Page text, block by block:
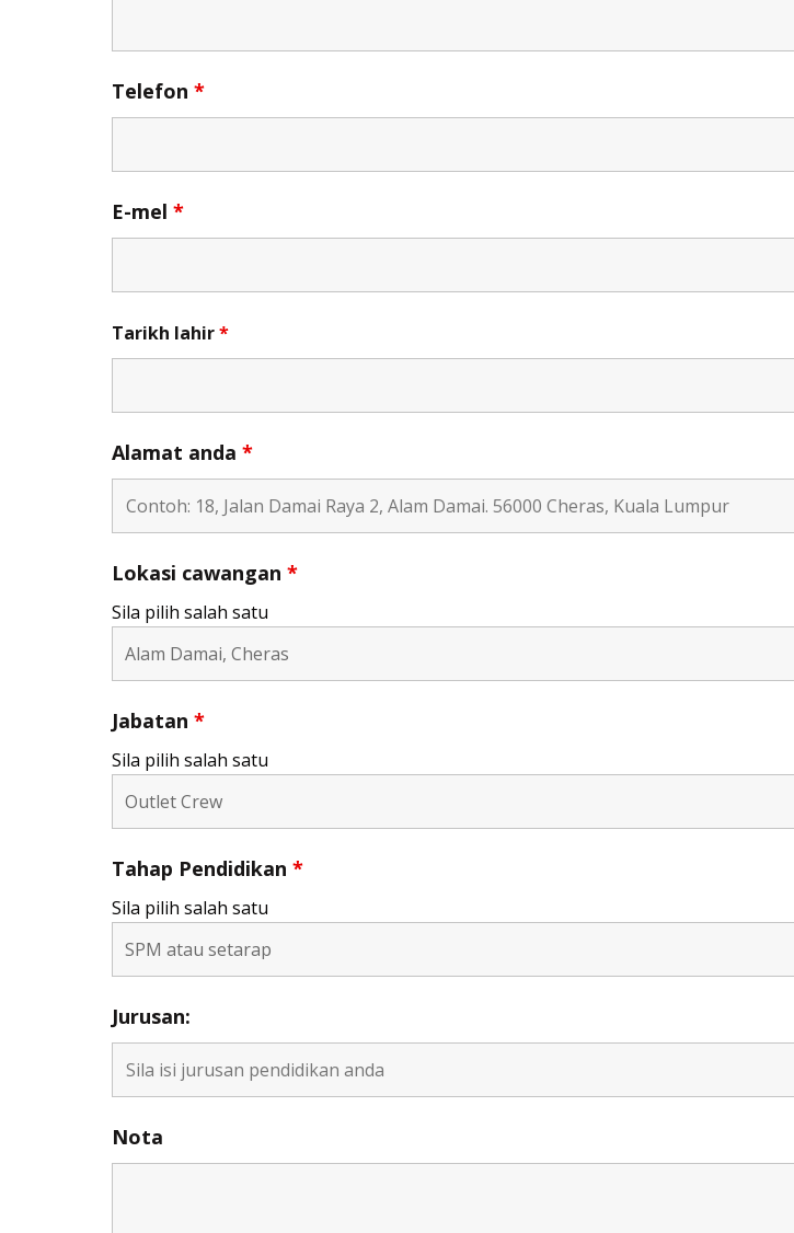
Telefon *
E-mel *
Tarikh lahir*
Alamat anda *
Lokasi cawangan *
Sila pilih salah satu
Jabatan *
Sila pilih salah satu
Tahap Pendidikan *
Sila pilih salah satu
Jurusan:
Nota